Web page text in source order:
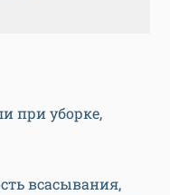
при уборке,
всасывания,